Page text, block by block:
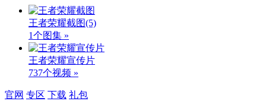
王者荣耀截图(5)
1个图集 »
王者荣耀宣传片
737个视频 »
官网 专区 下载 礼包